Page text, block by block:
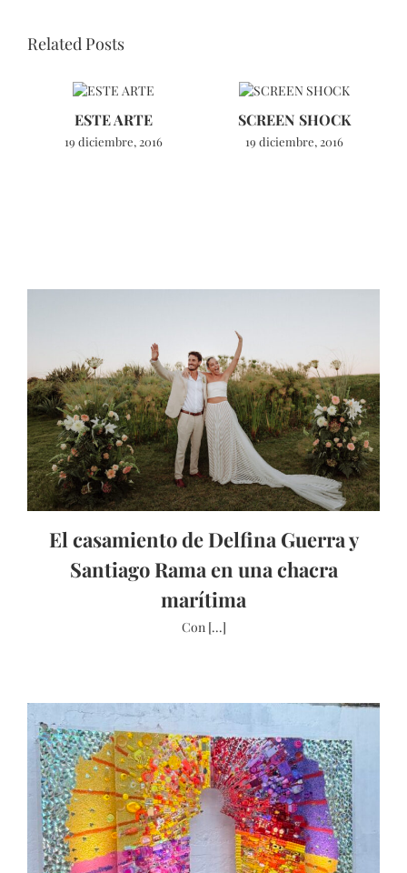
Related Posts
ESTE ARTE
19 diciembre, 2016
SCREEN SHOCK
19 diciembre, 2016
El casamiento de Delfina Guerra y
Santiago Rama en una chacra
marítima
Con [...]